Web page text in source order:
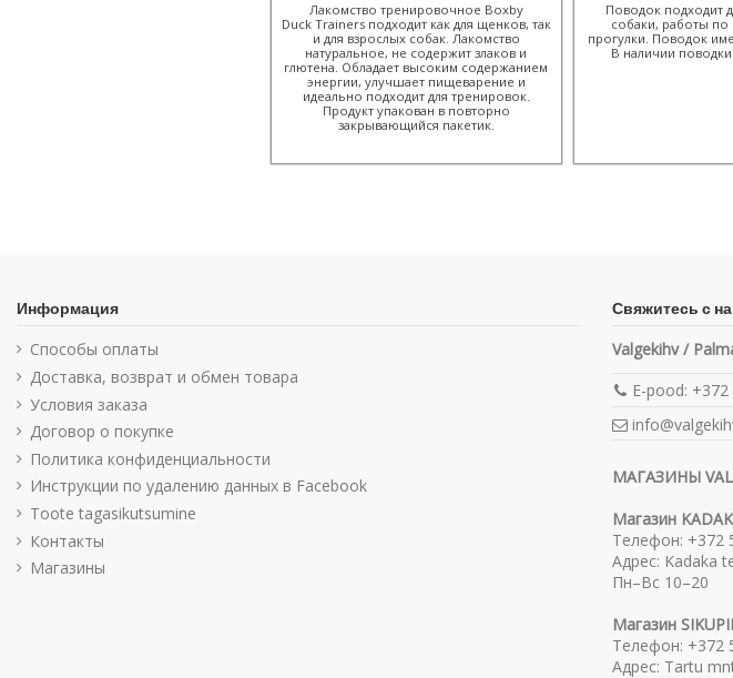
Лакомство тренировочное Boxby
Duck Trainers подходит как для щенков, так
и для взрослых собак. Лакомство
натуральное, не содержит злаков и
глютена. Обладает высоким содержанием
энергии, улучшает пищеварение и
идеально подходит для тренировок.
Продукт упакован в повторно
закрывающийся пакетик.
Поводок подходит
собаки, работы по
прогулки. Поводок
В наличии
Информация
Способы оплаты
Доставка, возврат и обмен товара
Условия заказа
Договор о покупке
Политика конфиденциальности
Инструкции по удалению данных в Facebook
Toote tagasikutsumine
Контакты
Магазины
Свяжитесь с
Valgekihv /
E-pood:
МАГАЗИНЫ
Магазин
Телефон: +372
Адрес: Kadaka
Пн–Вс 10–20
Магазин
Телефон: +372
Адрес: Tartu